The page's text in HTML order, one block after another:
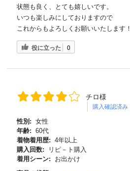
状態も良く、とても嬉しいです。
いつも楽しみにしておりますので
これからもよろしくお願いいたします！
役に立った 0
チロ様
購入確認済み
性別: 女性
年齢: 60代
着物着用歴: 4年以上
購入回数:
リピ－ト購入
着用シーン:
お出かけ